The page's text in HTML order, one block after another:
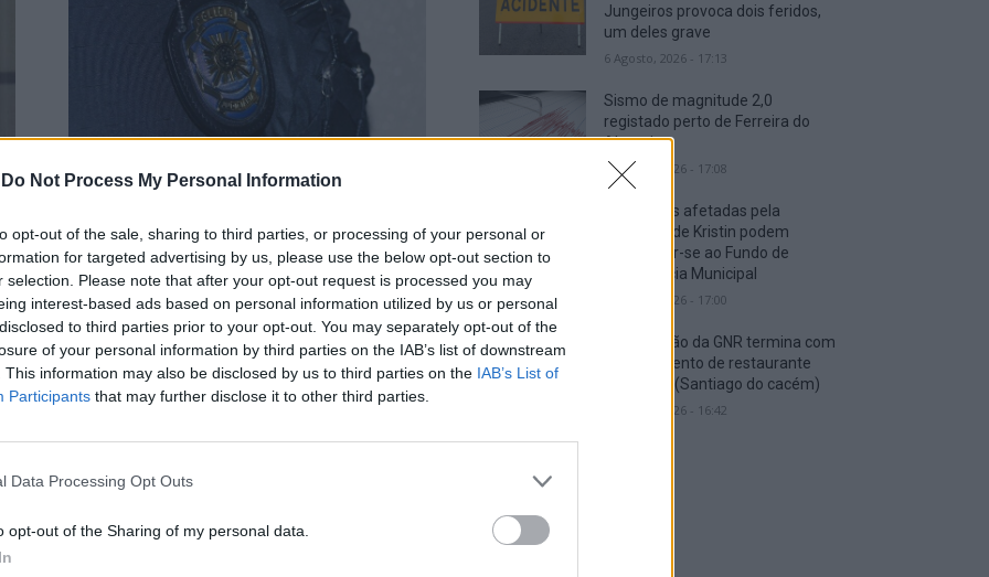
Do Not Process My Personal Information
opt-out of the sale, sharing to third parties, or processing of your personal or
for targeted advertising by us, please use the below opt-out section to
selection. Please note that after your opt-out request is processed you may
interest-based ads based on personal information utilized by us or personal
to third parties prior to your opt-out. You may separately opt-out of the
of your personal information by third parties on the IAB’s list of downstream
This information may also be disclosed by us to third parties on the IAB’s List of
Participants that may further disclose it to other third parties.
Data Processing Opt Outs
opt-out of the Sharing of my personal data.
Autoridades já apreenderam mais
o ano de 2025
Lusa 5 Agosto, 2026 - 16:52
Baixo Alentejo
Prisão preventiva para suspeito de
em Ferreira do Alentejo
Jungeiros provoca dois feridos,
um deles grave
6 Agosto, 2026 - 17:13
Sismo de magnitude 2,0
registado perto de Ferreira do
Alentejo
6 Agosto, 2026 - 17:08
Freguesias afetadas pela
tempestade Kristin podem
candidatar-se ao Fundo de
Emergência Municipal
6 Agosto, 2026 - 17:00
Fiscalização da GNR termina com
encerramento de restaurante
em Abela (Santiago do cacém)
6 Agosto, 2026 - 16:42